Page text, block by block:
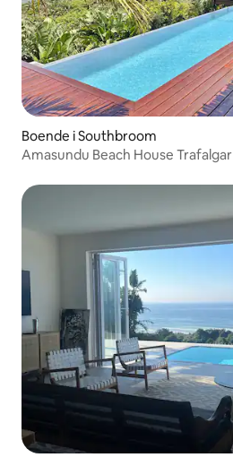
Boende i Southbroom
Amasundu Beach House Trafalgar